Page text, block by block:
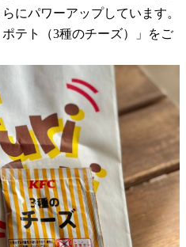
にパワーアップしています。
テト（3種のチーズ）」をご